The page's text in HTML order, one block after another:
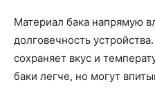
Материал бака напрямую
долговечность
сохраняет вкус и
баки легче, но могут